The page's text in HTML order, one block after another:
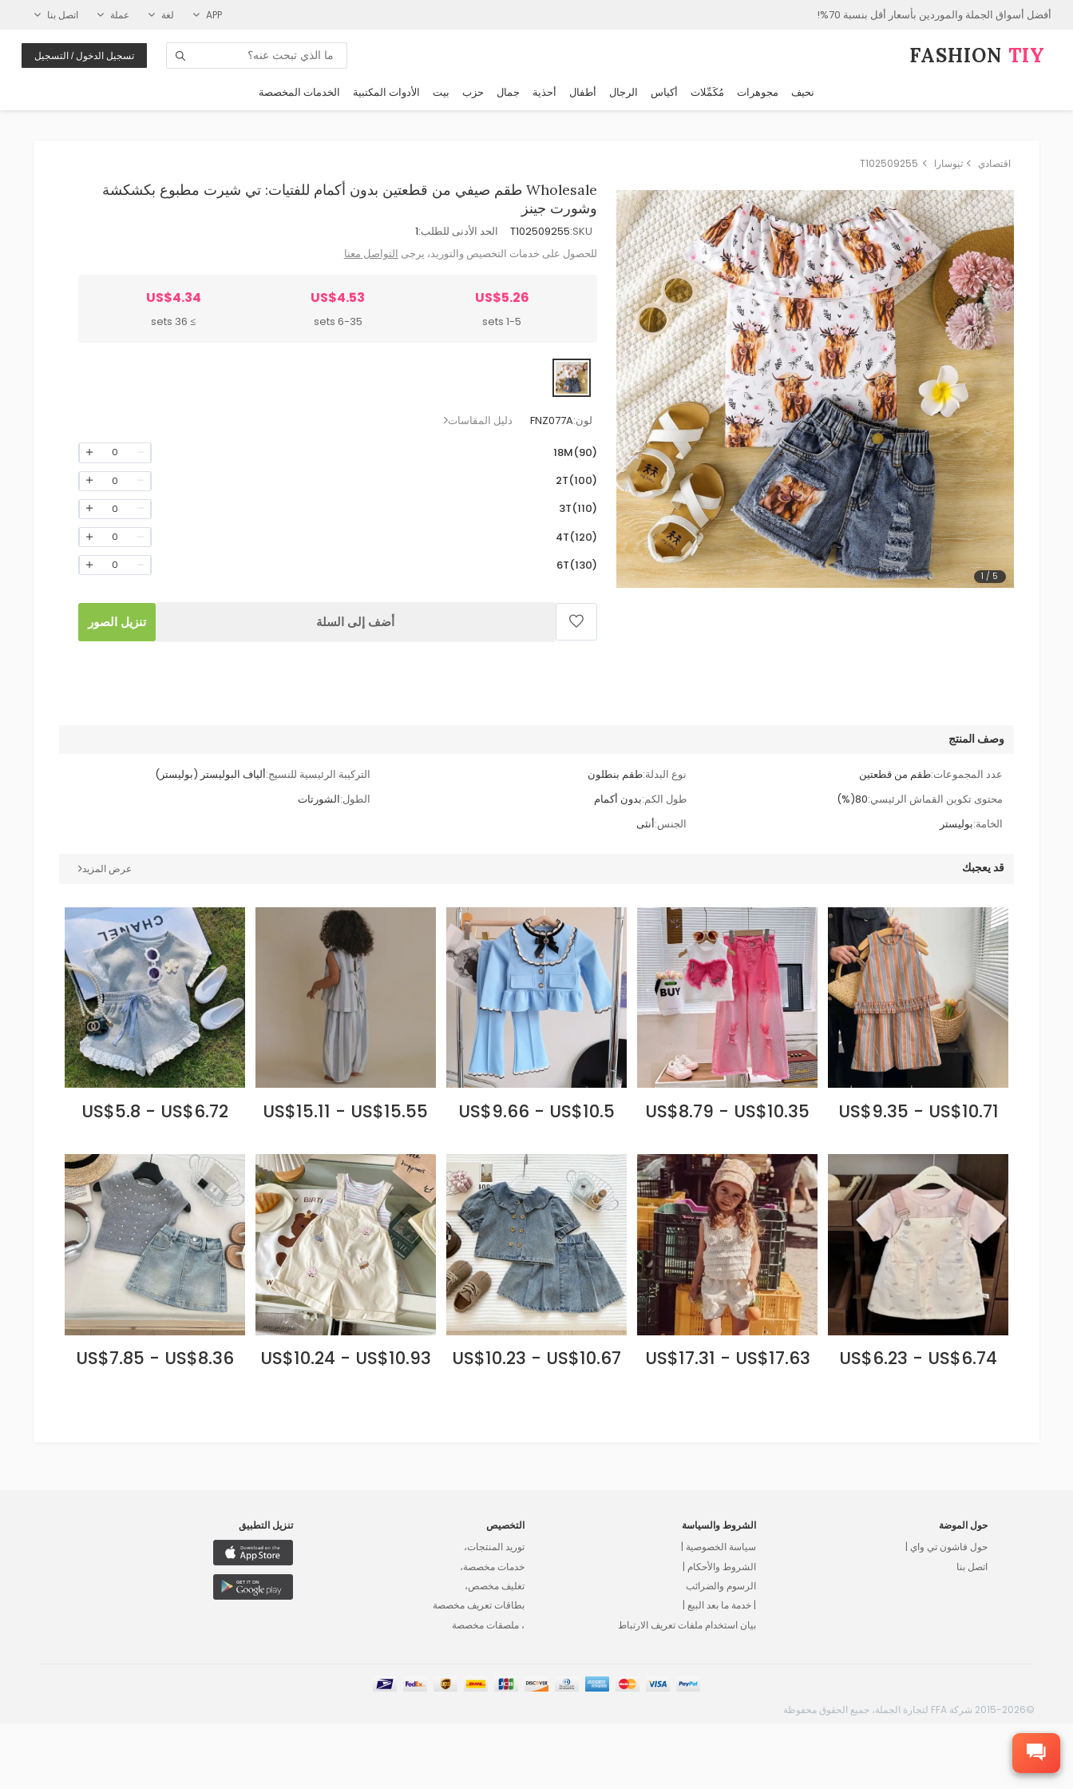
أفضل أسواق الجملة والموردين بأسعار أقل بنسبة 70%! APP لغة عملة اتصل بنا
FASHION⁠ TIY تسجيل الدخول / التسجيل
نحيف مجوهرات مُكَمِّلات أكياس الرجال أطفال أحذية جمال حزب بيت الأدوات المكتبية الخدمات المخصصة
اقتصادي ثيوسارا T102509255
1 / 5
Wholesale طقم صيفي من قطعتين بدون أكمام للفتيات: تي شيرت مطبوع بكشكشة
وشورت جينز
SKU:
T102509255 الحد الأدنى للطلب:1
للحصول على خدمات التخصيص والتوريد، يرجى التواصل معنا
US$5.26
1-5 sets
US$4.53
6-35 sets
US$4.34
≥ 36 sets
لون:FNZ077A دليل المقاسات
18M(90)
0
2T(100)
0
3T(110)
0
4T(120)
0
6T(130)
0
أضف إلى السلة تنزيل الصور
وصف المنتج
عدد المجموعات:طقم من قطعتين نوع البدلة:طقم بنطلون التركيبة الرئيسية للنسيج:ألياف البوليستر (بوليستر)
محتوى تكوين القماش الرئيسي:80(%) طول الكم:بدون أكمام الطول:الشورتات
الخامة:بوليستر الجنس:أنثى
قد يعجبك عرض المزيد
US$9.35 - US$10.71
US$8.79 - US$10.35
US$9.66 - US$10.5
US$15.11 - US$15.55
US$5.8 - US$6.72
US$6.23 - US$6.74
US$17.31 - US$17.63
US$10.23 - US$10.67
US$10.24 - US$10.93
US$7.85 - US$8.36
حول الموضة
حول فاشون تي واي |
اتصل بنا
الشروط والسياسة
سياسة الخصوصية |
الشروط والأحكام |
الرسوم والضرائب
| خدمة ما بعد البيع |
بيان استخدام ملفات تعريف الارتباط
التخصيص
توريد المنتجات،
خدمات مخصصة،
تغليف مخصص،
بطاقات تعريف مخصصة
، ملصقات مخصصة
تنزيل التطبيق
©2015-2026 شركة FFA لتجارة الجملة، جميع الحقوق محفوظة